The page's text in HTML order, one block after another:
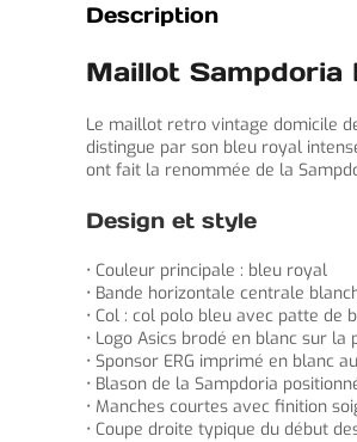
Description
Maillot Sampdoria
Le maillot retro vintage domicile
distingue par son bleu royal
ont fait la renommée de la
Design et style
• Couleur principale : bleu royal
• Bande horizontale centrale
• Col : col polo bleu avec patte de
• Logo Asics brodé en blanc sur la
• Sponsor ERG imprimé en blanc
• Blason de la Sampdoria
• Manches courtes avec finition
• Coupe droite typique du début